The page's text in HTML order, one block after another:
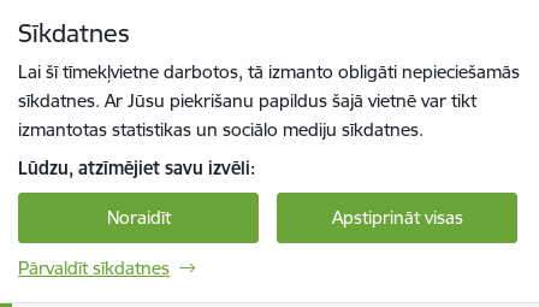
Sīkdatnes
Lai šī tīmekļvietne darbotos, tā izmanto obligāti nepieciešamās
sīkdatnes. Ar Jūsu piekrišanu papildus šajā vietnē var tikt
izmantotas statistikas un sociālo mediju sīkdatnes.
Lūdzu, atzīmējiet savu izvēli:
Noraidīt Apstiprināt visas
Pārvaldīt sīkdatnes